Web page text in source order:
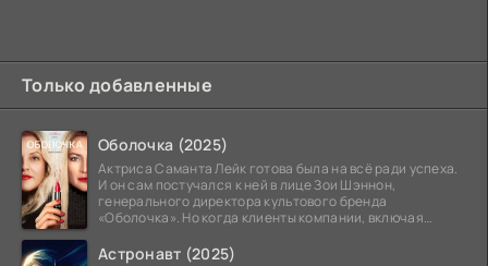
Только добавленные
Оболочка (2025)
Актриса Саманта Лейк готова была на всё ради успеха.
И он сам постучался к ней в лице Зои Шэннон,
генерального директора культового бренда
«Оболочка». Но когда клиенты компании, включая
Астронавт (2025)